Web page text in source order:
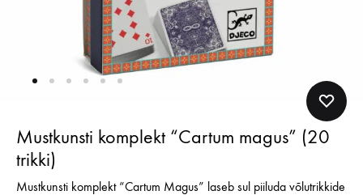
Mustkunsti komplekt “Cartum magus” (20
trikki)
Mustkunsti komplekt “Cartum Magus” laseb sul piiluda võlutrikkide